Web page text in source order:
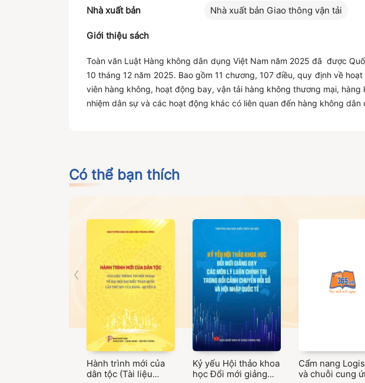
Nhà xuất bản Nhà xuất bản Giao thông vận tải
Giới thiệu sách
Toàn văn Luật Hàng không dân dụng Việt Nam năm 2025 đã được
10 tháng 12 năm 2025. Bao gồm 11 chương, 107 điều, quy định về
viên hàng không, hoạt động bay, vận tải hàng không thương mại,
nhiệm dân sự và các hoạt động khác có liên quan đến hàng không dân
Có thể bạn thích
Hành trình mới của
dân tộc (Tài liệu
Kỷ yếu Hội thảo khoa
học Đổi mới giảng
Cẩm nang
và chuỗi cung